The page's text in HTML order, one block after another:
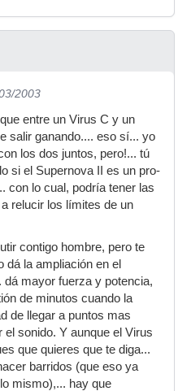
2003
entre un Virus C y un
salir ganando.... eso sí... yo
los dos juntos, pero!... tú
si el Supernova II es un pro-
con lo cual, podría tener las
relucir los límites de un
contigo hombre, pero te
dá la ampliación en el
mayor fuerza y potencia,
de minutos cuando la
de llegar a puntos mas
sonido. Y aunque el Virus
que quieres que te diga...
barridos (que eso ya
mismo),... hay que